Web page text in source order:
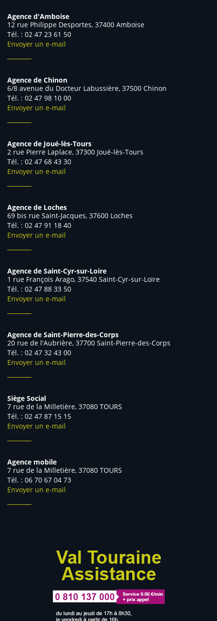
Agence d'Amboise
12 rue Philippe Desportes, 37400 Amboise
Tél. : 02 47 23 61 50
Envoyer un e-mail
Agence de Chinon
6/8 avenue du Docteur Labussière, 37500 Chinon
Tél. : 02 47 98 10 00
Envoyer un e-mail
Agence de Joué-lès-Tours
2 rue Pierre Laplace, 37300 Joué-lès-Tours
Tél. : 02 47 68 43 30
Envoyer un e-mail
Agence de Loches
69 bis rue Saint-Jacques, 37600 Loches
Tél. : 02 47 91 18 40
Envoyer un e-mail
Agence de Saint-Cyr-sur-Loire
1 rue François Arago, 37540 Saint-Cyr-sur-Loire
Tél. : 02 47 88 33 50
Envoyer un e-mail
Agence de Saint-Pierre-des-Corps
20 rue de l'Aubrière, 37700 Saint-Pierre-des-Corps
Tél. : 02 47 32 43 00
Envoyer un e-mail
Siège Social
7 rue de la Milletière, 37080 TOURS
Tél. : 02 47 87 15 15
Envoyer un e-mail
Agence mobile
7 rue de la Milletière, 37080 TOURS
Tél. : 06 70 67 04 73
Envoyer un e-mail